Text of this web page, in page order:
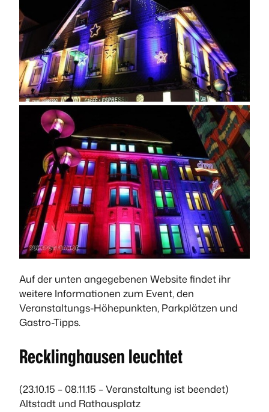
Auf der unten angegebenen Website findet ihr
weitere Informationen zum Event, den
Veranstaltungs-Höhepunkten, Parkplätzen und
Gastro-Tipps.
Recklinghausen leuchtet
(23.10.15 – 08.11.15 – Veranstaltung ist beendet)
Altstadt und Rathausplatz